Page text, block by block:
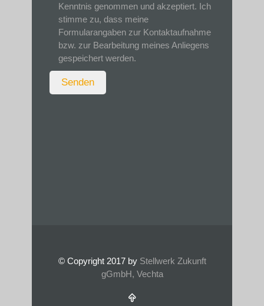
Kenntnis genommen und akzeptiert. Ich
stimme zu, dass meine
Formularangaben zur Kontaktaufnahme
bzw. zur Bearbeitung meines Anliegens
gespeichert werden.
© Copyright 2017 by Stellwerk Zukunft
gGmbH, Vechta